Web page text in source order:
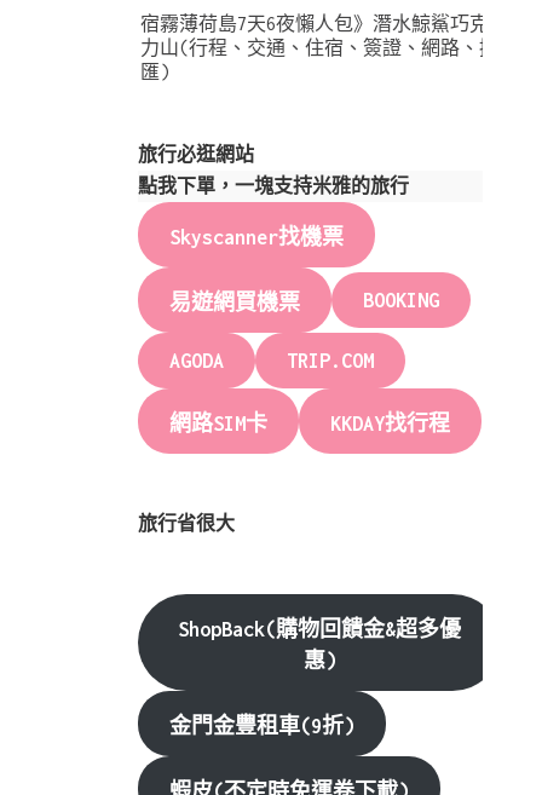
宿霧薄荷島7天6夜懶人包》潛水鯨鯊巧克
力山(行程、交通、住宿、簽證、網路、換
匯)
旅行必逛網站
點我下單，一塊支持米雅的旅行
Skyscanner找機票
易遊網買機票 BOOKING
AGODA TRIP.COM
網路SIM卡 KKDAY找行程
旅行省很大
ShopBack(購物回饋金&超多優
惠)
金門金豐租車(9折)